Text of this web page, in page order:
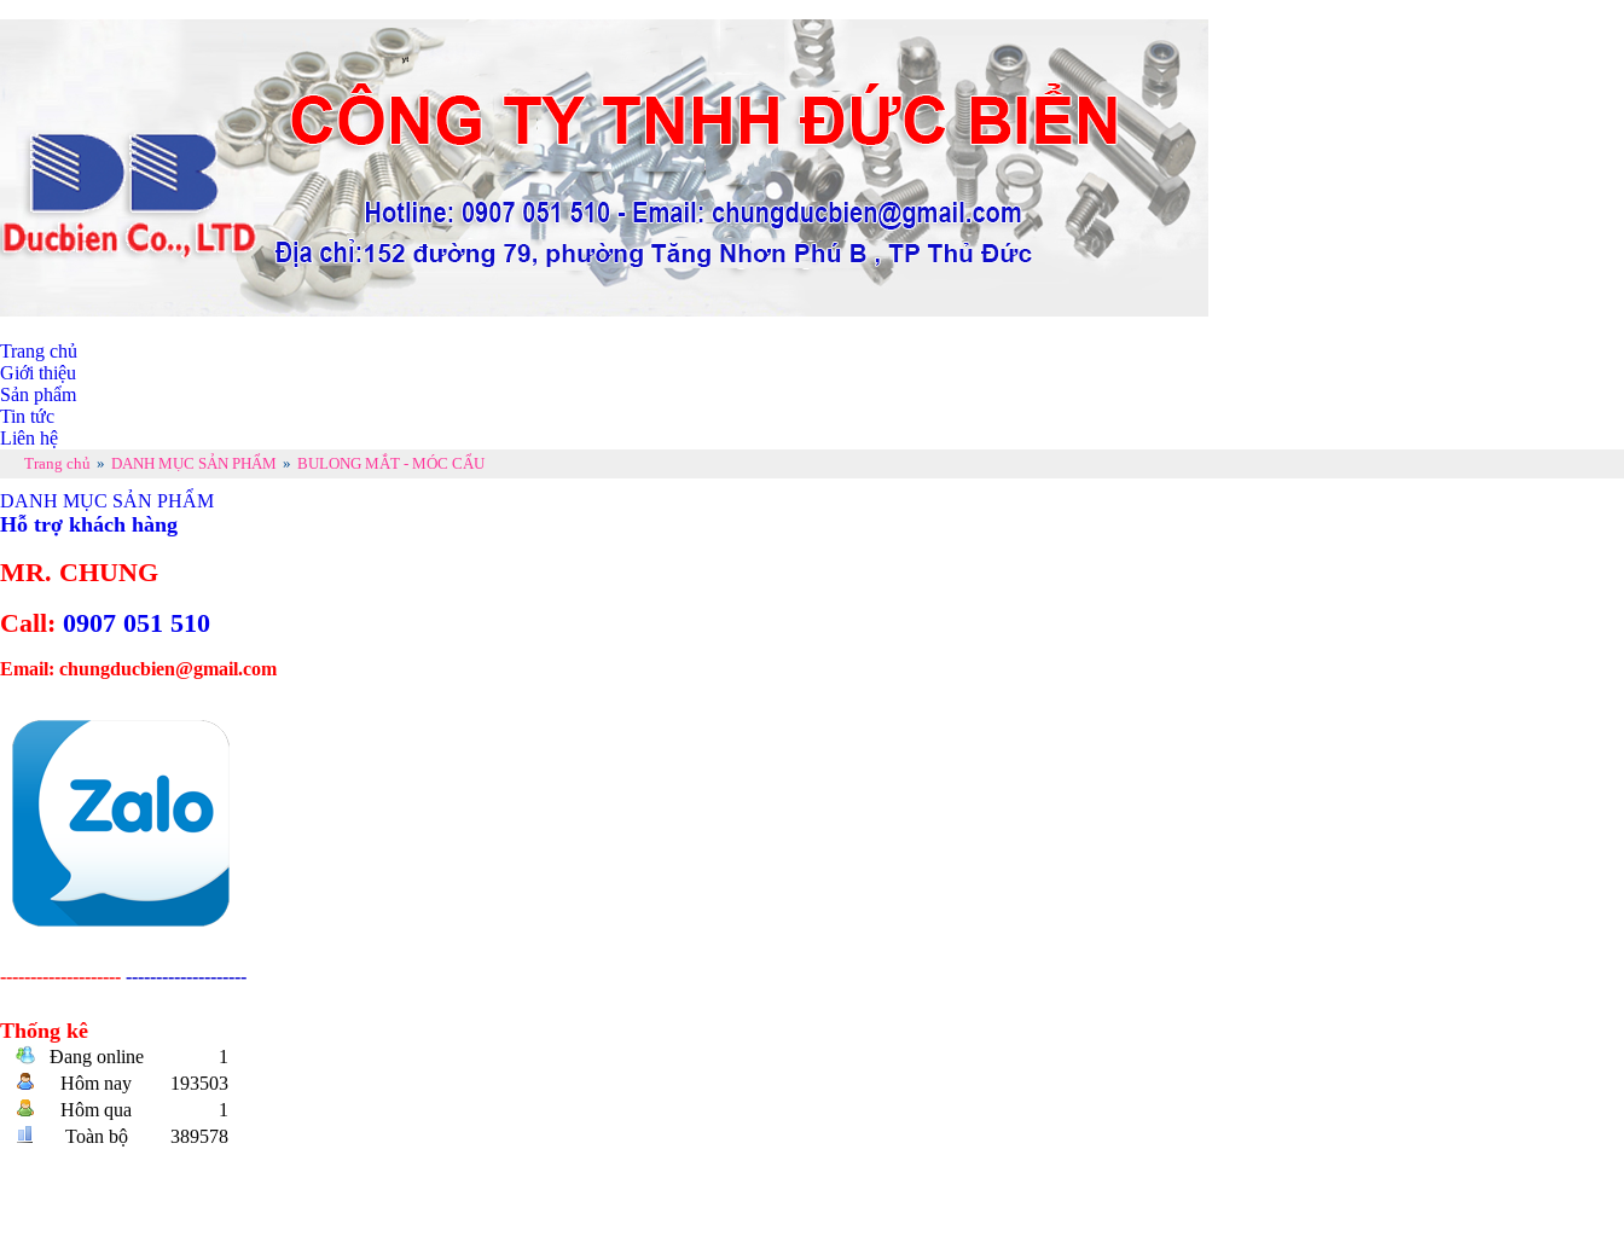
Trang chủ
Giới thiệu
Sản phẩm
Tin tức
Liên hệ
Trang chủ » DANH MỤC SẢN PHẨM » BULONG MẮT - MÓC CẨU
DANH MỤC SẢN PHẨM
Hỗ trợ khách hàng
MR. CHUNG
Call: 0907 051 510
Email: chungducbien@gmail.com
-------------------- --------------------
Thống kê
Đang online
1
Hôm nay
193503
Hôm qua
1
Toàn bộ
389578